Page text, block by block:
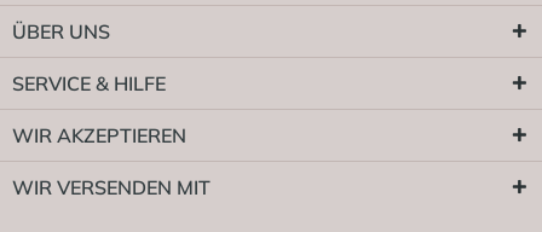
ÜBER UNS
SERVICE & HILFE
WIR AKZEPTIEREN
WIR VERSENDEN MIT